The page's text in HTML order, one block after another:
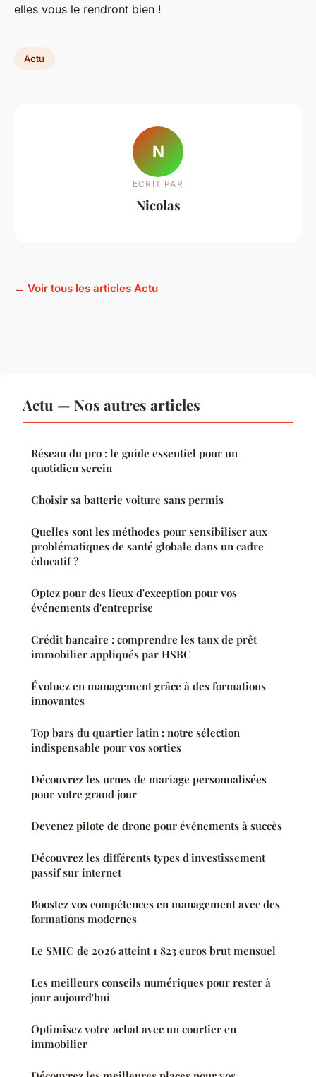
elles vous le rendront bien !
Actu
N
ECRIT PAR
Nicolas
← Voir tous les articles Actu
Actu — Nos autres articles
Réseau du pro : le guide essentiel pour un
quotidien serein
Choisir sa batterie voiture sans permis
Quelles sont les méthodes pour sensibiliser aux
problématiques de santé globale dans un cadre
éducatif ?
Optez pour des lieux d'exception pour vos
événements d'entreprise
Crédit bancaire : comprendre les taux de prêt
immobilier appliqués par HSBC
Évoluez en management grâce à des formations
innovantes
Top bars du quartier latin : notre sélection
indispensable pour vos sorties
Découvrez les urnes de mariage personnalisées
pour votre grand jour
Devenez pilote de drone pour événements à succès
Découvrez les différents types d'investissement
passif sur internet
Boostez vos compétences en management avec des
formations modernes
Le SMIC de 2026 atteint 1 823 euros brut mensuel
Les meilleurs conseils numériques pour rester à
jour aujourd'hui
Optimisez votre achat avec un courtier en
immobilier